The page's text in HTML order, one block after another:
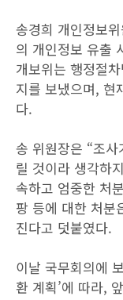
송경희 개인정보
의 개인정보 유출
개보위는 행정절
지를 보냈으며, 현
다.
송 위원장은 “조
릴 것이라 생각하
속하고 엄중한 처
팡 등에 대한 처분
진다고 덧붙였다.
이날 국무회의에
환 계획’에 따라,